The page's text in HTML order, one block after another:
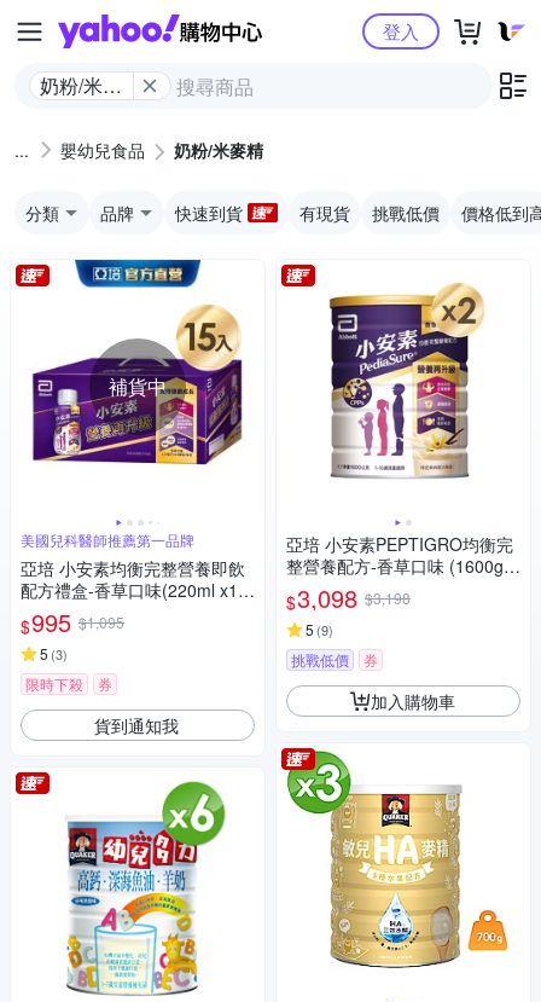
Yahoo購物中心
奶粉/米麥
登入
嬰幼兒食品 奶粉/米麥精
分類 品牌 快速到貨 有現貨 挑戰低價 價格低到
補貨中
美國兒科醫師推薦第一品牌
亞培 小安素均衡完整營養即飲
配方禮盒-香草口味(220ml x15
入)
$995 $1,095
5 (3)
限時下殺 券
貨到通知我
亞培 小安素PEPTIGRO均衡完
整營養配方-香草口味 (1600g x
2入)
$3,098 $3,198
5 (9)
挑戰低價 券
加入購物車